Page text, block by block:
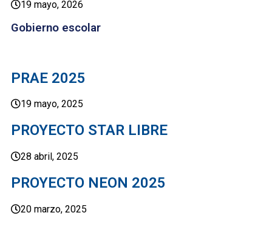
19 mayo, 2026
Gobierno escolar
PRAE 2025
19 mayo, 2025
PROYECTO STAR LIBRE
28 abril, 2025
PROYECTO NEON 2025
20 marzo, 2025